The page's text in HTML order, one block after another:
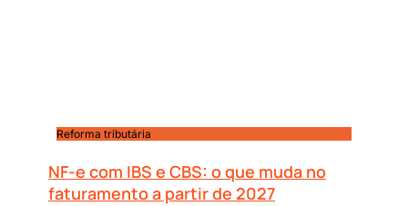
Reforma tributária
NF-e com IBS e CBS: o que muda no
faturamento a partir de 2027